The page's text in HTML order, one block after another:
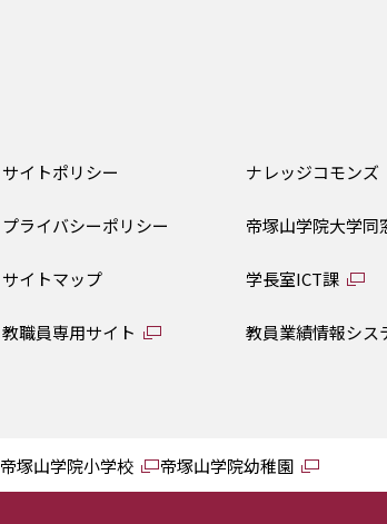
サイトポリシー
プライバシーポリシー
サイトマップ
教職員専用サイト
ナレッジコモンズ
帝塚山学院大学同
学長室ICT課
教員業績情報シス
帝塚山学院小学校 帝塚山学院幼稚園